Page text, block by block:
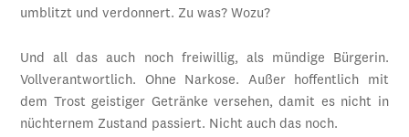
umblitzt und verdonnert. Zu was? Wozu?
Und all das auch noch freiwillig, als mündige Bürgerin.
Vollverantwortlich. Ohne Narkose. Außer hoffentlich mit
dem Trost geistiger Getränke versehen, damit es nicht in
nüchternem Zustand passiert. Nicht auch das noch.